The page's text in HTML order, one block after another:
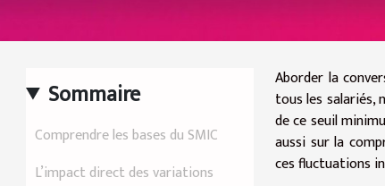
Sommaire
Comprendre les bases du SMIC
L’impact direct des variations
Aborder la
tous les salariés,
de ce seuil
aussi sur la
ces fluctuations